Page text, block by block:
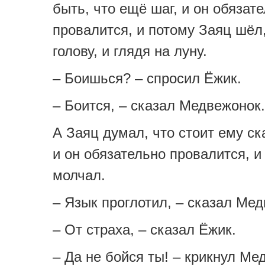
быть, что ещё шаг, и он
провалится, и потому Заяц
голову, и глядя на луну.
– Боишься? – спросил Ёжик.
– Боится, – сказал Медвежонок.
А Заяц думал, что стоит ему
и он обязательно провалится,
молчал.
– Язык проглотил, – сказал
– От страха, – сказал Ёжик.
– Да не бойся ты! – крикнул